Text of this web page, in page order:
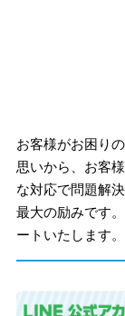
お客様がお困り
思いから、お客
な対応で問題解
最大の励みです
ートいたします。